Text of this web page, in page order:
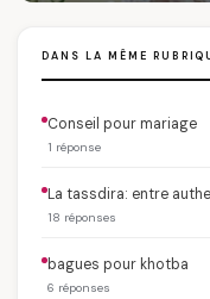
DANS LA MÊME
Conseil pour mariage
1 réponse
La tassdira: entre
18 réponses
bagues pour khotba
6 réponses